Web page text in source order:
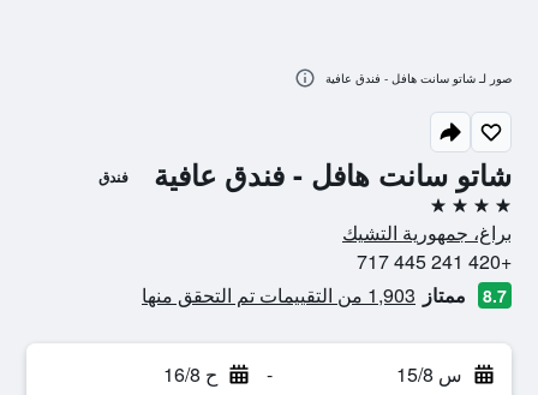
شاتو سانت هافل - فندق عافية فندق
4 نجوم
براغ، جمهورية التشيك
+420 241 445 717
8.7 ممتاز 1,903 من التقييمات تم التحقق منها
س 15/8 - ح 16/8
صور لـ شاتو سانت هافل - فندق عافية